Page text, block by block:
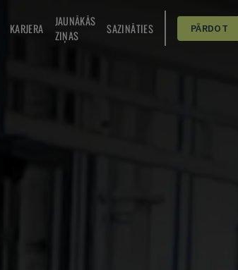
KARJERA
JAUNĀKĀS
ZIŅAS
SAZINĀTIES PĀRDOT